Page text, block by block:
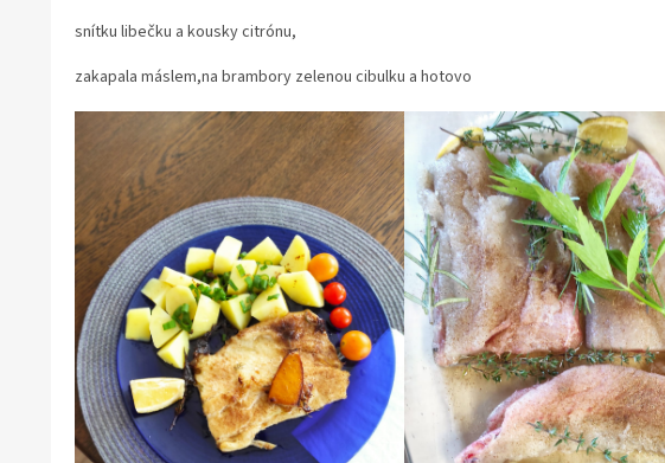
snítku libečku a kousky citrónu,
zakapala máslem,na brambory zelenou cibulku a hotovo